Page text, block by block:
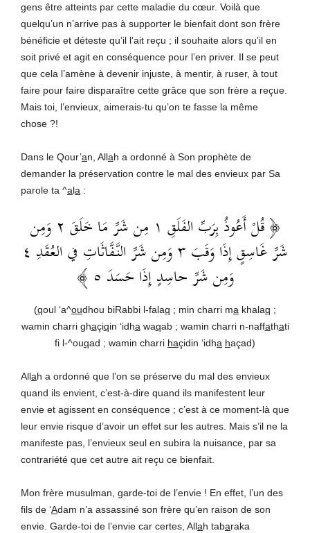
gens être atteints par cette maladie du cœur. Voilà que
quelqu’un n’arrive pas à supporter le bienfait dont son frère
bénéficie et déteste qu’il l’ait reçu ; il souhaite alors qu’il en
soit privé et agit en conséquence pour l’en priver. Il se peut
que cela l’amène à devenir injuste, à mentir, à ruser, à tout
faire pour faire disparaître cette grâce que son frère a reçue.
Mais toi, l’envieux, aimerais-tu qu’on te fasse la même
chose ?!
Dans le Qour’an, Allah a ordonné à Son prophète de
demander la préservation contre le mal des envieux par Sa
parole ta ^ala :
﴿ قُلْ أَعُوذُ بِرَبِّ الفَلَقِ ١ مِن شَرِّ مَا خَلَقَ ٢ وَمِن
شَرِّ غَاسِقٍ إِذَا وَقَبَ ٣ وَمِن شَرِّ النَّفَّاثَاتِ في العُقَدِ ٤
وَمِن شَرِّ حاسِدٍ إِذَا حَسَدَ ٥ ﴾
(qoul ‘a^oudhou biRabbi l-falaq ; min charri ma khalaq ;
wamin charri ghaçiqin ‘idha waqab ; wamin charri n-naffathati
fi l-^ouqad ; wamin charri haçidin ‘idha haçad)
Allah a ordonné que l’on se préserve du mal des envieux
quand ils envient, c’est-à-dire quand ils manifestent leur
envie et agissent en conséquence ; c’est à ce moment-là que
leur envie risque d’avoir un effet sur les autres. Mais s’il ne la
manifeste pas, l’envieux seul en subira la nuisance, par sa
contrariété que cet autre ait reçu ce bienfait.
Mon frère musulman, garde-toi de l’envie ! En effet, l’un des
fils de ‘Adam n’a assassiné son frère qu’en raison de son
envie. Garde-toi de l’envie car certes, Allah tabaraka